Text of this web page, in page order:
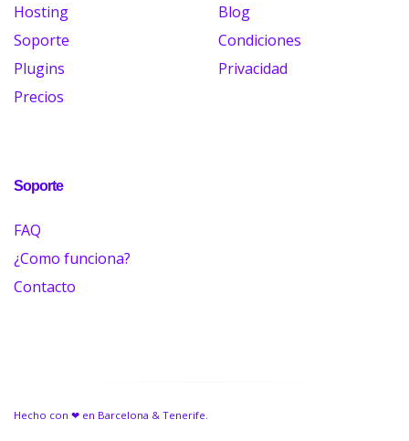
Hosting
Soporte
Plugins
Precios
Blog
Condiciones
Privacidad
Soporte
FAQ
¿Como funciona?
Contacto
Hecho con ❤ en Barcelona & Tenerife.